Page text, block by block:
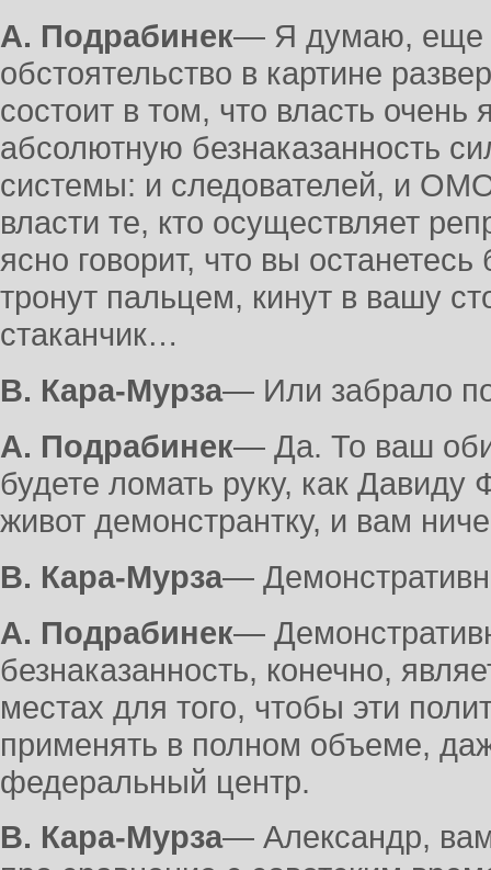
А. Подрабинек― Я думаю, еще
обстоятельство в картине
состоит в том, что власть очень
абсолютную безнаказанность
системы: и следователей, и
власти те, кто осуществляет
ясно говорит, что вы
тронут пальцем, кинут в вашу
стаканчик…
В. Кара-Мурза― Или забрало
А. Подрабинек― Да. То ваш
будете ломать руку, как Давиду
живот демонстрантку, и вам
В. Кара-Мурза―
А. Подрабинек―
безнаказанность, конечно,
местах для того, чтобы эти
применять в полном объеме,
федеральный центр.
В. Кара-Мурза― Александр,